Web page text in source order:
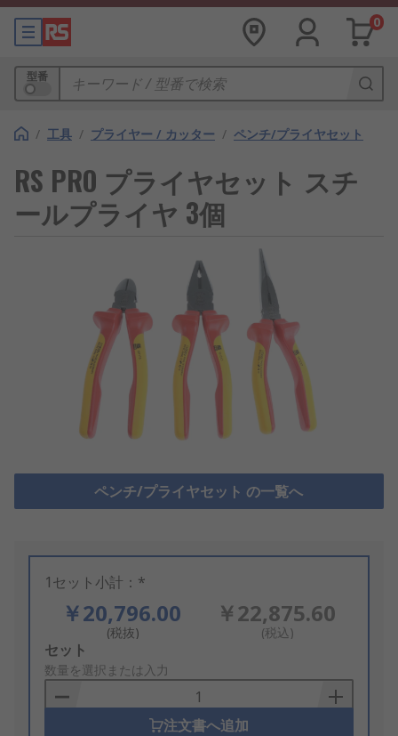
0
型番
/ 工具 / プライヤー / カッター / ペンチ/プライヤセット
RS PRO プライヤセット スチ
ールプライヤ 3個
ペンチ/プライヤセット の一覧へ
1セット小計：*
￥20,796.00
(税抜)
￥22,875.60
(税込)
Add
to
Basket
セット
数量を選択または入力
注文書へ追加